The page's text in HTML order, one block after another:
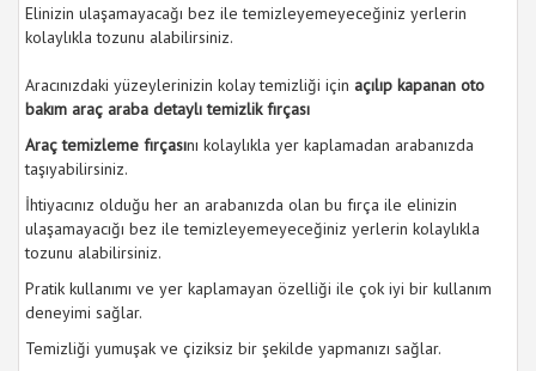
Elinizin ulaşamayacağı bez ile temizleyemeyeceğiniz yerlerin
kolaylıkla tozunu alabilirsiniz.
Aracınızdaki yüzeylerinizin kolay temizliği için açılıp kapanan oto
bakım araç araba detaylı temizlik fırçası
Araç temizleme fırçasını kolaylıkla yer kaplamadan arabanızda
taşıyabilirsiniz.
İhtiyacınız olduğu her an arabanızda olan bu fırça ile elinizin
ulaşamayacığı bez ile temizleyemeyeceğiniz yerlerin kolaylıkla
tozunu alabilirsiniz.
Pratik kullanımı ve yer kaplamayan özelliği ile çok iyi bir kullanım
deneyimi sağlar.
Temizliği yumuşak ve çiziksiz bir şekilde yapmanızı sağlar.